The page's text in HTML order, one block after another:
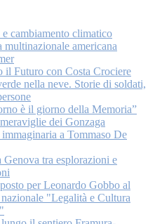
e cambiamento climatico
multinazionale americana
il Futuro con Costa Crociere
nella neve. Storie di soldati,
è il giorno della Memoria”
dei Gonzaga
a Tommaso De
Genova tra esplorazioni e
per Leonardo Gobbo al
"Legalità e Cultura